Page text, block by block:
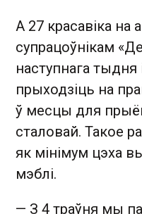
А 27 красавіка на
супрацоўнікам
наступнага
прыходзіць на
ў месцы для
сталовай. Такое
як мінімум цэха
мэблі.
— З 4 траўня мы